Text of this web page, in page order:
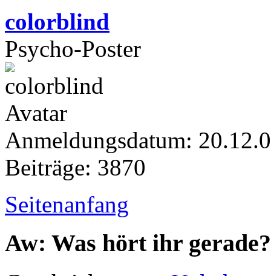
colorblind
Psycho-Poster
Anmeldungsdatum:
Beiträge: 3870
Seitenanfang
Aw: Was hört ihr gerade?